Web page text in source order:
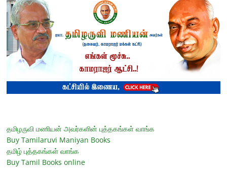
தமிழருவி மணியன் அவர்களின் புத்தகங்கள் வாங்க
Buy Tamilaruvi Maniyan Books
தமிழ் புத்தகங்கள் வாங்க
Buy Tamil Books online